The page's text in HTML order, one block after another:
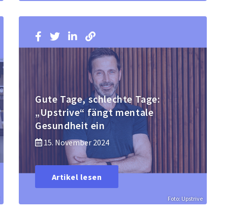
Foto: Upstrive
Gute Tage, schlechte Tage:
„Upstrive“ fängt mentale
Gesundheit ein
15. November 2024
Artikel lesen